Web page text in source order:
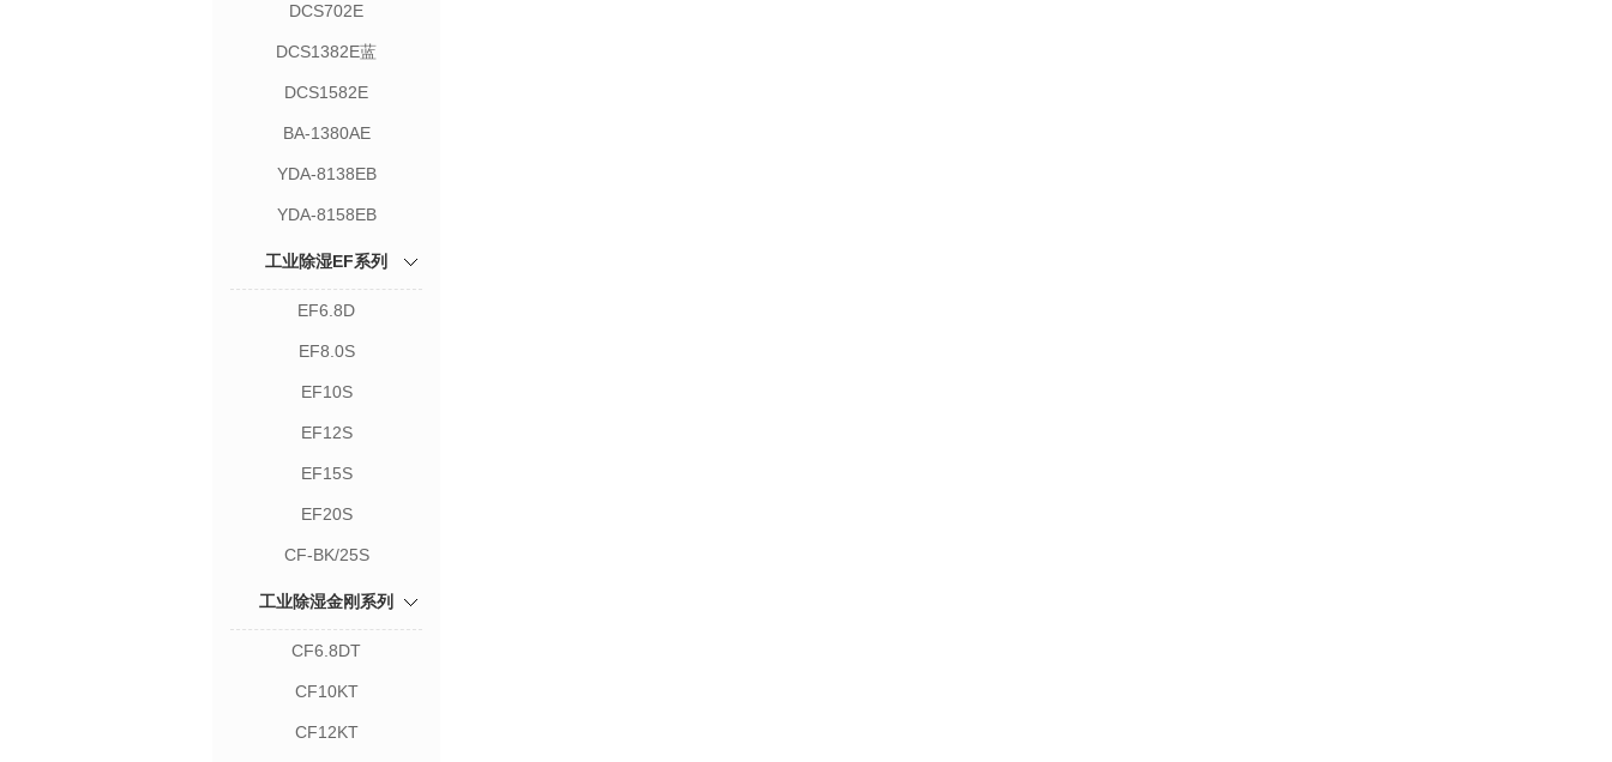
DCS702E
DCS1382E蓝
DCS1582E
BA-1380AE
YDA-8138EB
YDA-8158EB
工业除湿EF系列
EF6.8D
EF8.0S
EF10S
EF12S
EF15S
EF20S
CF-BK/25S
工业除湿金刚系列
CF6.8DT
CF10KT
CF12KT